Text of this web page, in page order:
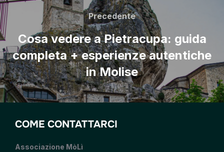
Precedente
Cosa vedere a Pietracupa: guida
completa + esperienze autentiche
in Molise
COME CONTATTARCI
Associazione MòLì